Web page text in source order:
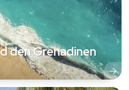
den Grenadinen